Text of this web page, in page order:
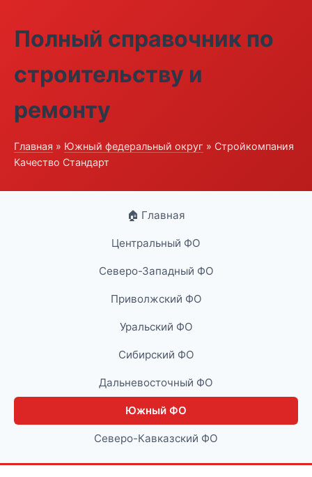
Полный справочник по
строительству и
ремонту
Главная » Южный федеральный округ » Стройкомпания
Качество Стандарт
🏠 Главная
Центральный ФО
Северо-Западный ФО
Приволжский ФО
Уральский ФО
Сибирский ФО
Дальневосточный ФО
Южный ФО
Северо-Кавказский ФО